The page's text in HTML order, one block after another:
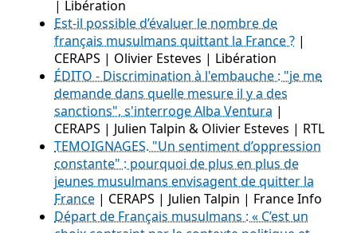
| Libération
Est-il possible d’évaluer le nombre de
français musulmans quittant la France ? |
CERAPS | Olivier Esteves | Libération
ÉDITO - Discrimination à l'embauche : "je me
demande dans quelle mesure il y a des
sanctions", s'interroge Alba Ventura |
CERAPS | Julien Talpin & Olivier Esteves | RTL
TEMOIGNAGES. "Un sentiment d’oppression
constante" : pourquoi de plus en plus de
jeunes musulmans envisagent de quitter la
France | CERAPS | Julien Talpin | France Info
Départ de Français musulmans : « C’est un